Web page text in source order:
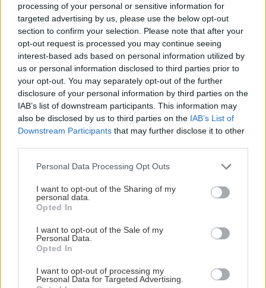
processing of your personal or sensitive information for
targeted advertising by us, please use the below opt-out
section to confirm your selection. Please note that after your
opt-out request is processed you may continue seeing
interest-based ads based on personal information utilized by
us or personal information disclosed to third parties prior to
your opt-out. You may separately opt-out of the further
disclosure of your personal information by third parties on the
IAB’s list of downstream participants. This information may
also be disclosed by us to third parties on the IAB’s List of
Downstream Participants that may further disclose it to other
Personal Data Processing Opt Outs
I want to opt-out of the Sharing of my
personal data.
Opted In
I want to opt-out of the Sale of my
Personal Data.
Opted In
I want to opt-out of processing my
Personal Data for Targeted Advertising.
Google e l'Intelligenza Artificiale
Generativa: Penalizzazione per i
Contenuti